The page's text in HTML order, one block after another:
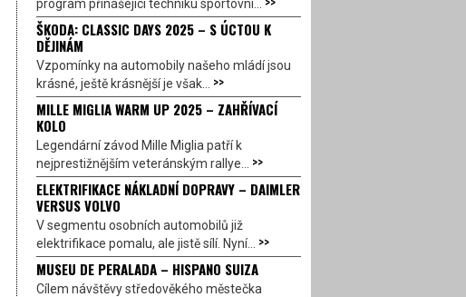
program přinášející techniku sportovní...
ŠKODA: CLASSIC DAYS 2025 – S ÚCTOU K
DĚJINÁM
Vzpomínky na automobily našeho mládí jsou
krásné, ještě krásnější je však... >>
MILLE MIGLIA WARM UP 2025 – ZAHŘÍVACÍ
KOLO
Legendární závod Mille Miglia patří k
nejprestižnějším veteránským rallye... >>
ELEKTRIFIKACE NÁKLADNÍ DOPRAVY – DAIMLER
VERSUS VOLVO
V segmentu osobních automobilů již
elektrifikace pomalu, ale jistě sílí. Nyní... >>
MUSEU DE PERALADA – HISPANO SUIZA
Cílem návštěvy středověkého městečka